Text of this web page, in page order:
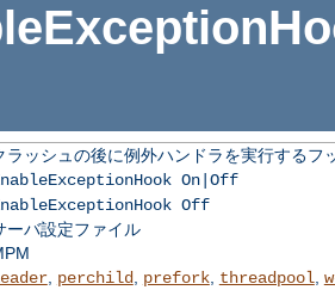
ラッシュの後に例外ハンドラを実行するフ
On|Off
Off
ーバ設定ファイル
, perchild, prefork, threadpool